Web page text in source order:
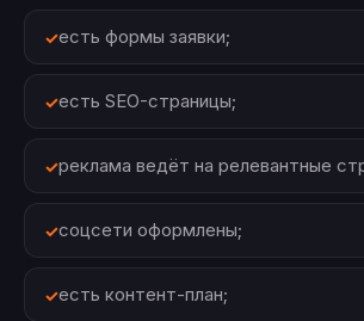
есть формы заявки;
есть SEO-страницы;
реклама ведёт на релевантные
соцсети оформлены;
есть контент-план;